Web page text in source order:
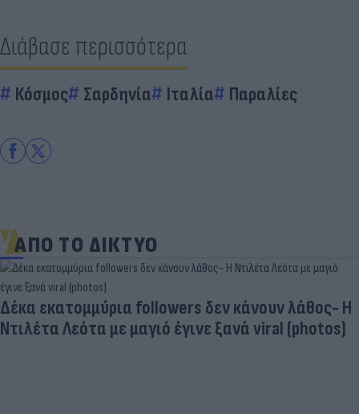
Διάβασε περισσότερα
Κόσμος Σαρδηνία Ιταλία Παραλίες
ΑΠΟ ΤΟ ΔΙΚΤΥΟ
Δέκα εκατομμύρια followers δεν κάνουν λάθος- Η
Ντιλέτα Λεότα με μαγιό έγινε ξανά viral (photos)